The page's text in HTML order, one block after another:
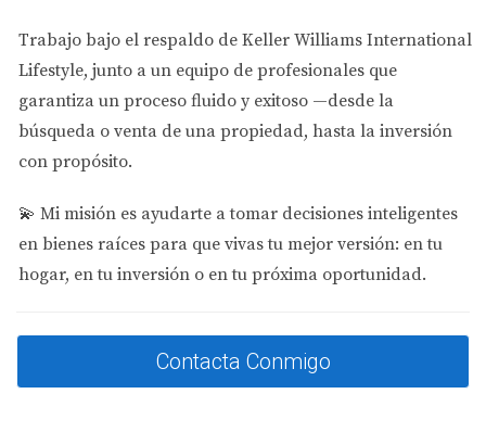
Miami Auto Museum – Dezer Collection
Ubicado en la zona de North Miami, a pocos minutos de
Doral, este museo combina automóviles clásicos con
memorabilia de Hollywood. Es un atractivo turístico que
Impacto en el Sector Inmobiliario
Caso 1: Desarrollo Residencial Cerca de
Los proyectos residenciales próximos a
han visto un aumento en la demanda, ya que
Trabajo bajo el respaldo de Keller Williams International
Lifestyle, junto a un equipo de profesionales que
garantiza un proceso fluido y exitoso —desde la
búsqueda o venta de una propiedad, hasta la inversión
con propósito.
💫 Mi misión es ayudarte a tomar decisiones inteligentes
en bienes raíces para que vivas tu mejor versión: en tu
hogar, en tu inversión o en tu próxima oportunidad.
Contacta Conmigo